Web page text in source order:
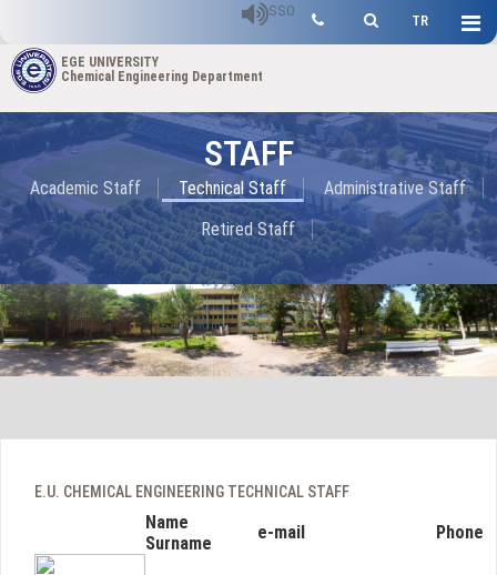
TR
SSO
EGE UNIVERSITY
Chemical Engineering Department
STAFF
Academic Staff Technical Staff
Administrative Staff
Retired Staff
E.U. CHEMICAL ENGINEERING TECHNICAL STAFF
Name
Surname
e-mail Phone